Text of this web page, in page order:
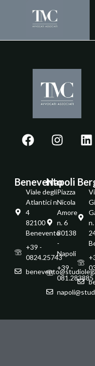
Benevento
Viale degli
Atlantici n.
4
82100 -
Benevento
+39 -
0824.25743
Napoli
Piazza
Nicola
Amore
n. 6
80138
-
Napoli
+39 -
081.283885